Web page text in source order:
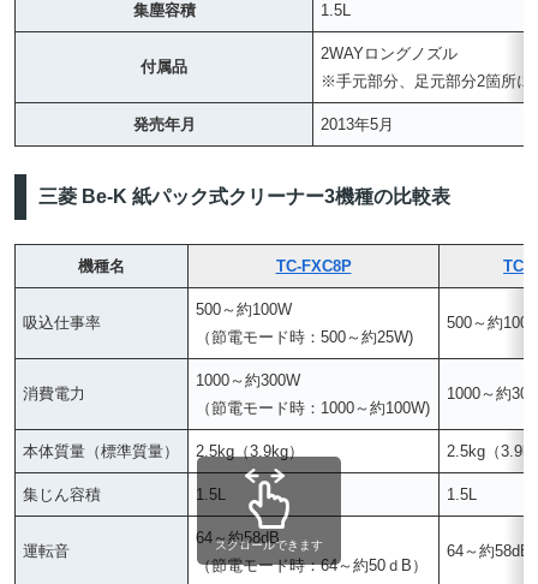
集塵容積 1.5L
付属品
2WAYロングノズル
※手元部分、足元部分2箇所に
発売年月 2013年5月
三菱 Be-K 紙パック式クリーナー3機種の比較表
機種名 TC-FXC8P TC-
吸込仕事率
500～約100W
（節電モード時：500～約25W)
500～約
消費電力
1000～約300W
（節電モード時：1000～約100W)
1000～約
本体質量（標準質量） 2.5kg（3.9kg） 2.5kg（
集じん容積 1.5L 1.5L
運転音
64～約58dB
（節電モード時：64～約50ｄB）
64～約58dB
スクロールできます